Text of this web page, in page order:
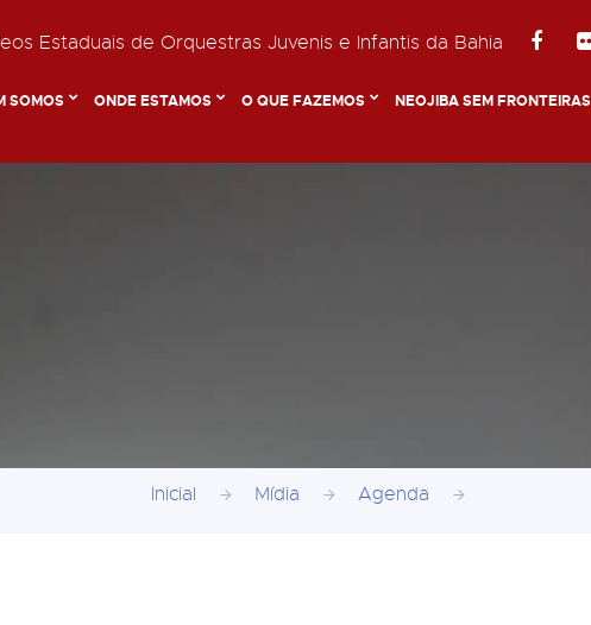
Estaduais de Orquestras Juvenis e Infantis da Bahia
SOMOS ONDE ESTAMOS O QUE FAZEMOS NEOJIBA SEM FRONTEIRAS
Inicial Mídia Agenda